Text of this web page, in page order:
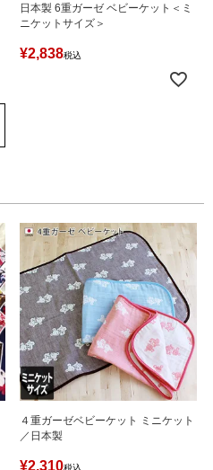
日本製 6重ガーゼ ベビーケット＜ミ
ニケットサイズ＞
¥2,838税込
４重ガーゼベビーケット ミニケット
／日本製
¥2,310税込